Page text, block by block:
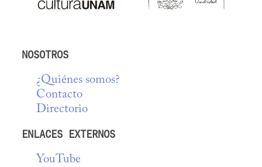
NOSOTROS
¿Quiénes somos?
Contacto
Directorio
ENLACES EXTERNOS
YouTube